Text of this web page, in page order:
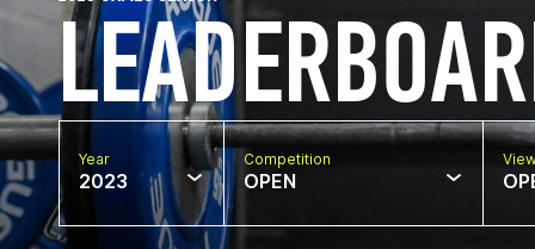
Year
2023
Competition
OPEN